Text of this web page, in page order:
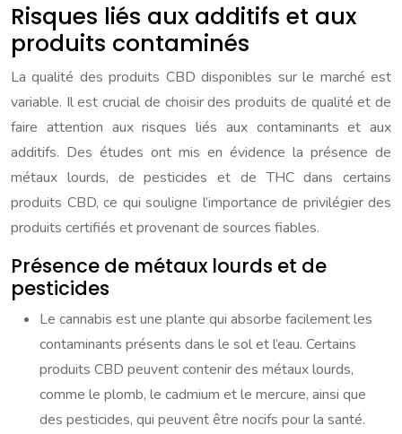
Risques liés aux additifs et aux
produits contaminés
La qualité des produits CBD disponibles sur le marché est
variable. Il est crucial de choisir des produits de qualité et de
faire attention aux risques liés aux contaminants et aux
additifs. Des études ont mis en évidence la présence de
métaux lourds, de pesticides et de THC dans certains
produits CBD, ce qui souligne l’importance de privilégier des
produits certifiés et provenant de sources fiables.
Présence de métaux lourds et de
pesticides
Le cannabis est une plante qui absorbe facilement les
contaminants présents dans le sol et l’eau. Certains
produits CBD peuvent contenir des métaux lourds,
comme le plomb, le cadmium et le mercure, ainsi que
des pesticides, qui peuvent être nocifs pour la santé.